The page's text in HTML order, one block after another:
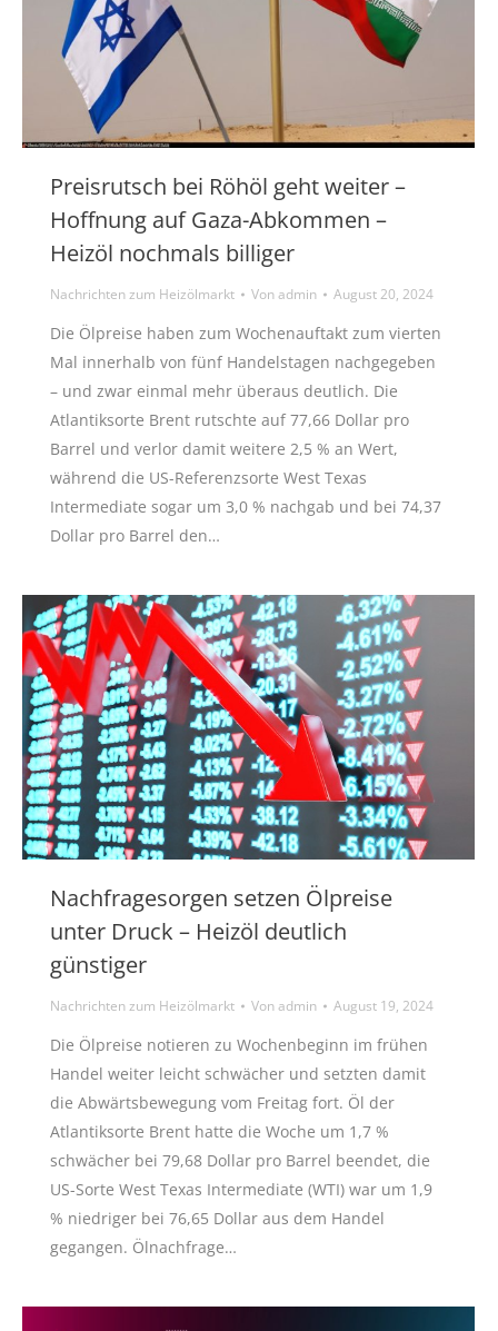
Preisrutsch bei Röhöl geht weiter –
Hoffnung auf Gaza-Abkommen –
Heizöl nochmals billiger
Nachrichten zum Heizölmarkt Vonadmin August 20, 2024
Die Ölpreise haben zum Wochenauftakt zum vierten
Mal innerhalb von fünf Handelstagen nachgegeben
– und zwar einmal mehr überaus deutlich. Die
Atlantiksorte Brent rutschte auf 77,66 Dollar pro
Barrel und verlor damit weitere 2,5 % an Wert,
während die US-Referenzsorte West Texas
Intermediate sogar um 3,0 % nachgab und bei 74,37
Dollar pro Barrel den…
Nachfragesorgen setzen Ölpreise
unter Druck – Heizöl deutlich
günstiger
Nachrichten zum Heizölmarkt Vonadmin August 19, 2024
Die Ölpreise notieren zu Wochenbeginn im frühen
Handel weiter leicht schwächer und setzten damit
die Abwärtsbewegung vom Freitag fort. Öl der
Atlantiksorte Brent hatte die Woche um 1,7 %
schwächer bei 79,68 Dollar pro Barrel beendet, die
US-Sorte West Texas Intermediate (WTI) war um 1,9
% niedriger bei 76,65 Dollar aus dem Handel
gegangen. Ölnachfrage…